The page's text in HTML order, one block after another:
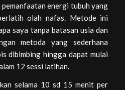
energi tubuh yang
olah nafas. Metode ini
saya tanpa batasan usia dan
metoda yang sederhana
dibimbing hingga dapat mulai
12 sessi latihan.
selama 10 sd 15 menit per